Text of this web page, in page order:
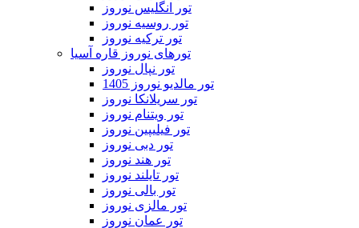
تور انگلیس نوروز
تور روسیه نوروز
تور ترکیه نوروز
تورهای نوروز قاره آسیا
تور نپال نوروز
تور مالدیو نوروز 1405
تور سریلانکا نوروز
تور ویتنام نوروز
تور فیلیپین نوروز
تور دبی نوروز
تور هند نوروز
تور تایلند نوروز
تور بالی نوروز
تور مالزی نوروز
تور عمان نوروز